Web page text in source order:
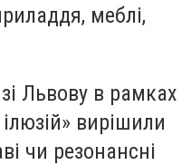
меблі,
Львову в рамках
вирішили
чи резонансні